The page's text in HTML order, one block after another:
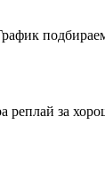
реплай за